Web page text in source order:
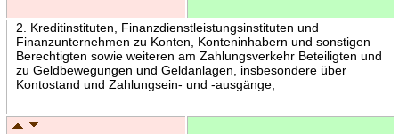
2. Kreditinstituten, Finanzdienstleistungsinstituten und
Finanzunternehmen zu Konten, Konteninhabern und sonstigen
Berechtigten sowie weiteren am Zahlungsverkehr Beteiligten und
zu Geldbewegungen und Geldanlagen, insbesondere über
Kontostand und Zahlungsein- und -ausgänge,